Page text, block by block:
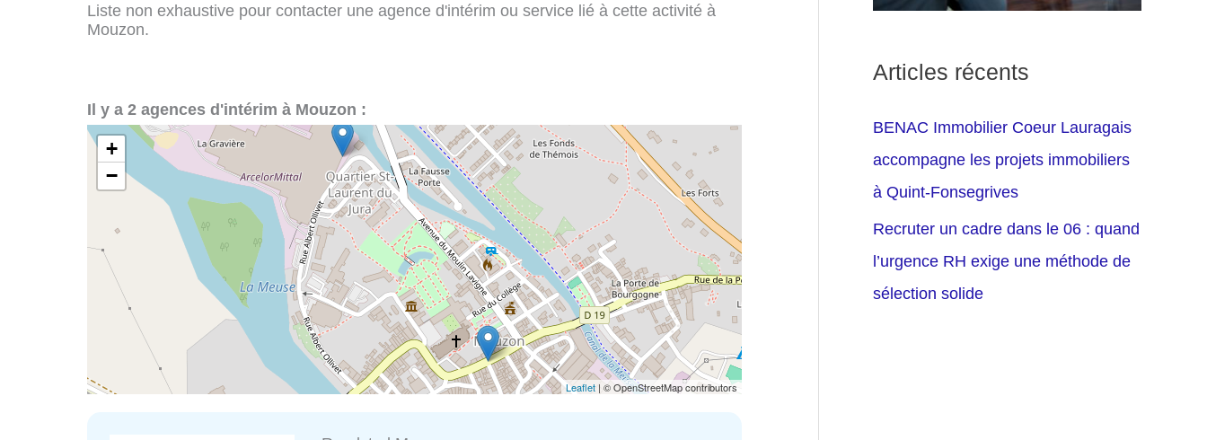
Liste non exhaustive pour contacter une agence d'intérim ou service lié à cette activité à
Mouzon.
Il y a 2 agences d'intérim à Mouzon :
+
−
Leaflet | © OpenStreetMap contributors
Articles récents
BENAC Immobilier Coeur Lauragais
accompagne les projets immobiliers
à Quint-Fonsegrives
Recruter un cadre dans le 06 : quand
l’urgence RH exige une méthode de
sélection solide